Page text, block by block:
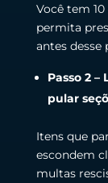
Você tem
permita
antes desse
Passo 2
pular
Itens que
escondem
multas